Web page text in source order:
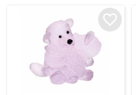
favorite_border